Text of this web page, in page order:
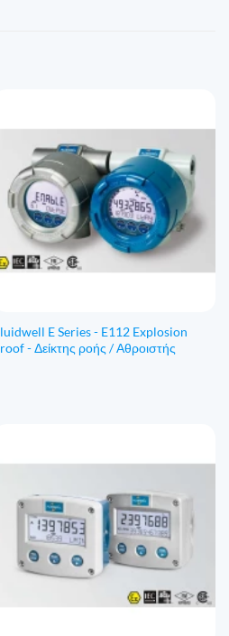
E Series - E112 Explosion
- Δείκτης ροής / Αθροιστής